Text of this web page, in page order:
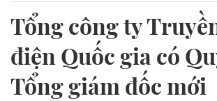
Tổng công ty
điện Quốc gia có
Tổng giám đốc mới